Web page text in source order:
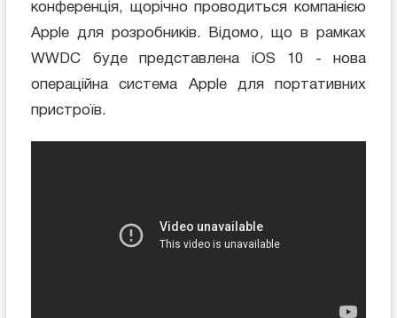
конференція, щорічно проводиться компанією
Apple для розробників. Відомо, що в рамках
WWDC буде представлена iOS 10 - нова
операційна система Apple для портативних
пристроїв.